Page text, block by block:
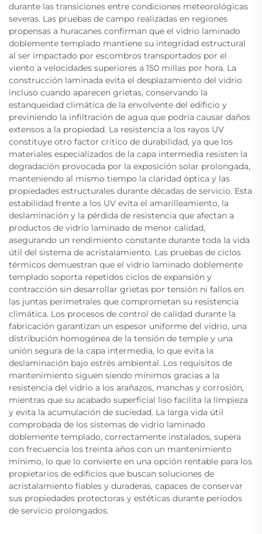
durante las transiciones entre condiciones meteorológicas
severas. Las pruebas de campo realizadas en regiones
propensas a huracanes confirman que el vidrio laminado
doblemente templado mantiene su integridad estructural
al ser impactado por escombros transportados por el
viento a velocidades superiores a 150 millas por hora. La
construcción laminada evita el desplazamiento del vidrio
incluso cuando aparecen grietas, conservando la
estanqueidad climática de la envolvente del edificio y
previniendo la infiltración de agua que podría causar daños
extensos a la propiedad. La resistencia a los rayos UV
constituye otro factor crítico de durabilidad, ya que los
materiales especializados de la capa intermedia resisten la
degradación provocada por la exposición solar prolongada,
manteniendo al mismo tiempo la claridad óptica y las
propiedades estructurales durante décadas de servicio. Esta
estabilidad frente a los UV evita el amarilleamiento, la
deslaminación y la pérdida de resistencia que afectan a
productos de vidrio laminado de menor calidad,
asegurando un rendimiento constante durante toda la vida
útil del sistema de acristalamiento. Las pruebas de ciclos
térmicos demuestran que el vidrio laminado doblemente
templado soporta repetidos ciclos de expansión y
contracción sin desarrollar grietas por tensión ni fallos en
las juntas perimetrales que comprometan su resistencia
climática. Los procesos de control de calidad durante la
fabricación garantizan un espesor uniforme del vidrio, una
distribución homogénea de la tensión de temple y una
unión segura de la capa intermedia, lo que evita la
deslaminación bajo estrés ambiental. Los requisitos de
mantenimiento siguen siendo mínimos gracias a la
resistencia del vidrio a los arañazos, manchas y corrosión,
mientras que su acabado superficial liso facilita la limpieza
y evita la acumulación de suciedad. La larga vida útil
comprobada de los sistemas de vidrio laminado
doblemente templado, correctamente instalados, supera
con frecuencia los treinta años con un mantenimiento
mínimo, lo que lo convierte en una opción rentable para los
propietarios de edificios que buscan soluciones de
acristalamiento fiables y duraderas, capaces de conservar
sus propiedades protectoras y estéticas durante períodos
de servicio prolongados.